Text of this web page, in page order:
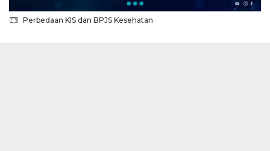
Perbedaan KIS dan BPJS Kesehatan